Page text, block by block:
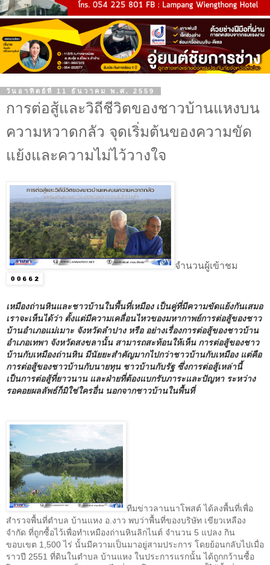
วันอาทิตย์ที่ 11 ธันวาคม พ.ศ. 2559
การต่อสู้และวิถีชีวิตของชาวบ้านแหงบน
ความหวาดกลัว จุดเริ่มต้นของความขัด
แย้งและความไม่ไว้วางใจ
จำนวนผู้เข้าชม
เหมืองถ่านหินและชาวบ้านในพื้นที่เหมือง เป็นคู่ที่มีความขัดแย้งกันเสมอ
เราจะเห็นได้ว่า ตั้งแต่มีความเคลื่อนไหวของมหากาพย์การต่อสู้ของชาว
บ้านอำเภอแม่เมาะ จังหวัดลำปาง หรือ อย่างเรื่องการต่อสู้ของชาวบ้าน
อำเภอเทพา จังหวัดสงขลานั้นสามารถสะท้อนให้เห็น การต่อสู้ของชาว
บ้านกับเหมืองถ่านหิน มีนัยยะสำคัญมากไปกว่าชาวบ้านกับเหมือง แต่คือ
การต่อสู้ของชาวบ้านกับนายทุน ชาวบ้านกับรัฐ ซึ่งการต่อสู้เหล่านี้
เป็นการต่อสู้ที่ยาวนาน และฝ่ายที่ต้องแบกรับภาระและปัญหา ระหว่าง
รอคอยผลลัพธ์ก็มิใช่ใครอื่น นอกจากชาวบ้านในพื้นที่
ทีมข่าวลานนาโพสต์ ได้ลงพื้นที่เพื่อ
สำรวจพื้นที่ตำบล บ้านแหง อ งาว พบว่าพื้นที่ของบริษัท เขียวเหลือง
จำกัด ที่ถูกซื้อไว้เพื่อทำเหมืองถ่านหินลิกไนต์ จำนวน 5 แปลง กิน
ขอบเขต 1,500ไร่ นั้นมีความเป็นมาอยู่สามประการ โดยย้อนกลับไปเมื่อ
ราวปี 2551 ที่ดินในตำบล บ้านแหง ในประการแรกนั้น ได้ถูกกว้านซื้อ